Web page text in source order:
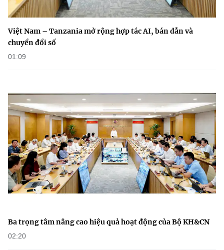
Việt Nam – Tanzania mở rộng hợp tác AI, bán dẫn và
chuyển đổi số
01:09
Ba trọng tâm nâng cao hiệu quả hoạt động của Bộ KH&CN
02:20